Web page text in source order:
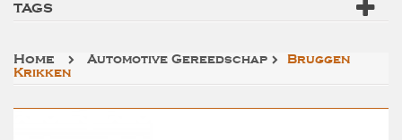
TAGS
Home Automotive Gereedschap
Bruggen
Krikken